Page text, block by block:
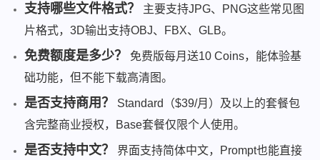
支持哪些文件格式？
主要支持JPG、PNG这些常见图
片格式，3D输出支持OBJ、FBX、GLB。
免费额度是多少？
免费版每月送10 Coins，能体验基
础功能，但不能下载高清图。
是否支持商用？
Standard（$39/月）及以上的套餐包
含完整商业授权，Base套餐仅限个人使用。
是否支持中文？
界面支持简体中文，Prompt也能直接